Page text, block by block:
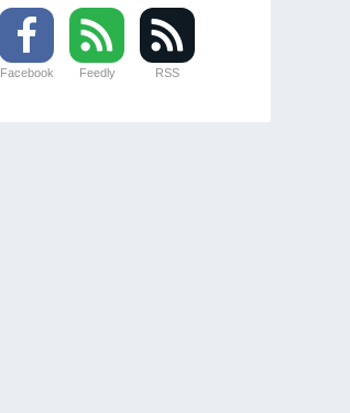
Facebook Feedly RSS